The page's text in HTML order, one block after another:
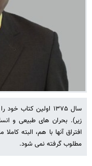
سال ۱۳۷۵ اولین
زیر)‌. بحران های طبیعی و
افتراق آنها با هم، البته
مطلوب گرفته نمی شود.